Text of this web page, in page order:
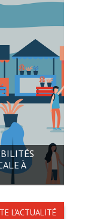
À
L'ACTUALITÉ